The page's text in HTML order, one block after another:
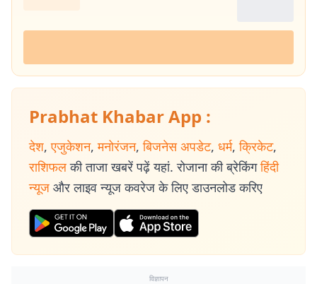
Prabhat Khabar App :
देश, एजुकेशन, मनोरंजन, बिजनेस अपडेट, धर्म, क्रिकेट,
राशिफल की ताजा खबरें पढ़ें यहां. रोजाना की ब्रेकिंग हिंदी
न्यूज और लाइव न्यूज कवरेज के लिए डाउनलोड करिए
विज्ञापन